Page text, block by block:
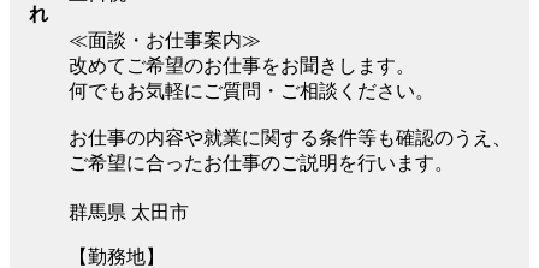
れ
≪面談・お仕事案内≫
改めてご希望のお仕事をお聞きします。
何でもお気軽にご質問・ご相談ください。
お仕事の内容や就業に関する条件等も確認のうえ、
ご希望に合ったお仕事のご説明を行います。
群馬県 太田市
【勤務地】